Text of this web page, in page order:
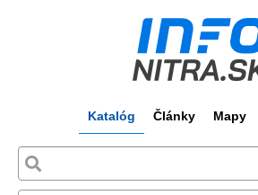
Katalóg Články Mapy